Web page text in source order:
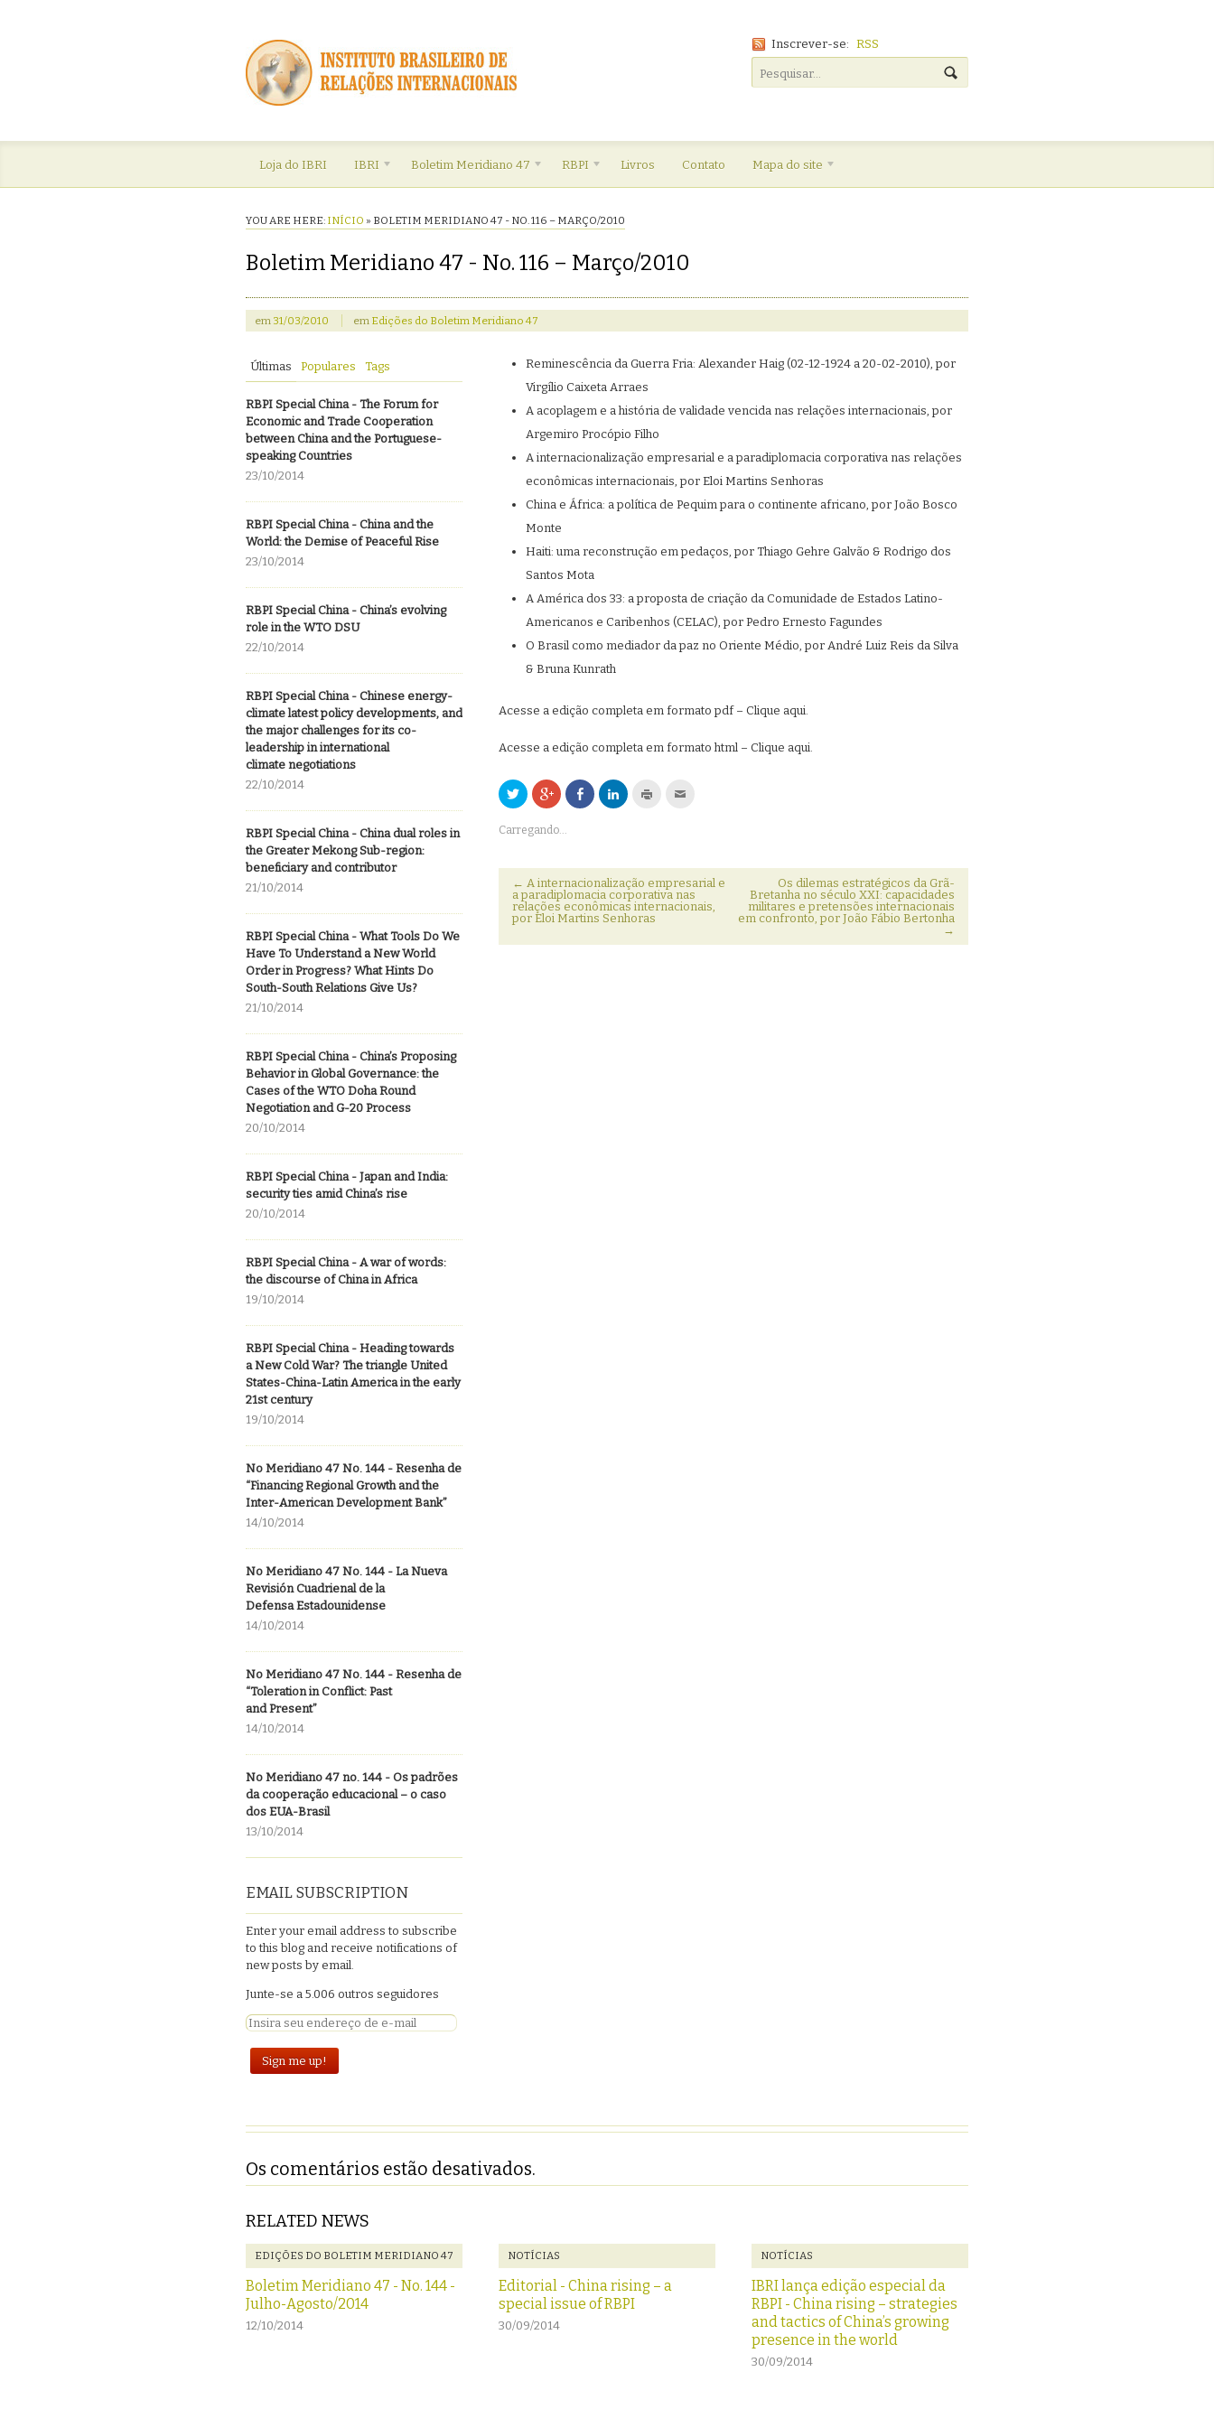
Inscrever-se: RSS
Loja do IBRI IBRI Boletim Meridiano 47 RBPI Livros Contato Mapa do site
YOU ARE HERE: INÍCIO » BOLETIM MERIDIANO 47 - NO. 116 – MARÇO/2010
Boletim Meridiano 47 - No. 116 – Março/2010
em 31/03/2010 em Edições do Boletim Meridiano 47
Reminescência da Guerra Fria: Alexander Haig (02-12-1924 a 20-02-2010), por
Virgílio Caixeta Arraes
A acoplagem e a história de validade vencida nas relações internacionais, por
Argemiro Procópio Filho
A internacionalização empresarial e a paradiplomacia corporativa nas relações
econômicas internacionais, por Eloi Martins Senhoras
China e África: a política de Pequim para o continente africano, por João Bosco
Monte
Haiti: uma reconstrução em pedaços, por Thiago Gehre Galvão & Rodrigo dos
Santos Mota
A América dos 33: a proposta de criação da Comunidade de Estados Latino-
Americanos e Caribenhos (CELAC), por Pedro Ernesto Fagundes
O Brasil como mediador da paz no Oriente Médio, por André Luiz Reis da Silva
& Bruna Kunrath
Acesse a edição completa em formato pdf – Clique aqui.
Acesse a edição completa em formato html – Clique aqui.
Clique
para
compartilhar
no
Twitter(abre
janela)
Compartilhe
no
Google+
(abre
em
Compartilhar
no
Facebook(abre
Clique
para
janela)
Clique
para
amigo(abre
em
nova
janela)
Carregando...
← A internacionalização empresarial e
a paradiplomacia corporativa nas
relações econômicas internacionais,
por Eloi Martins Senhoras
Os dilemas estratégicos da Grã-
Bretanha no século XXI: capacidades
militares e pretensões internacionais
em confronto, por João Fábio Bertonha
→
Últimas Populares Tags
RBPI Special China - The Forum for
Economic and Trade Cooperation
between China and the Portuguese-
speaking Countries
23/10/2014
RBPI Special China - China and the
World: the Demise of Peaceful Rise
23/10/2014
RBPI Special China - China’s evolving
role in the WTO DSU
22/10/2014
RBPI Special China - Chinese energy-
climate latest policy developments, and
the major challenges for its co-
leadership in international
climate negotiations
22/10/2014
RBPI Special China - China dual roles in
the Greater Mekong Sub-region:
beneficiary and contributor
21/10/2014
RBPI Special China - What Tools Do We
Have To Understand a New World
Order in Progress? What Hints Do
South-South Relations Give Us?
21/10/2014
RBPI Special China - China’s Proposing
Behavior in Global Governance: the
Cases of the WTO Doha Round
Negotiation and G-20 Process
20/10/2014
RBPI Special China - Japan and India:
security ties amid China’s rise
20/10/2014
RBPI Special China - A war of words:
the discourse of China in Africa
19/10/2014
RBPI Special China - Heading towards
a New Cold War? The triangle United
States-China-Latin America in the early
21st century
19/10/2014
No Meridiano 47 No. 144 - Resenha de
“Financing Regional Growth and the
Inter-American Development Bank”
14/10/2014
No Meridiano 47 No. 144 - La Nueva
Revisión Cuadrienal de la
Defensa Estadounidense
14/10/2014
No Meridiano 47 No. 144 - Resenha de
“Toleration in Conflict: Past
and Present”
14/10/2014
No Meridiano 47 no. 144 - Os padrões
da cooperação educacional – o caso
dos EUA-Brasil
13/10/2014
EMAIL SUBSCRIPTION
Enter your email address to subscribe
to this blog and receive notifications of
new posts by email.
Junte-se a 5.006 outros seguidores
Os comentários estão desativados.
RELATED NEWS
EDIÇÕES DO BOLETIM MERIDIANO 47
Boletim Meridiano 47 - No. 144 -
Julho-Agosto/2014
12/10/2014
NOTÍCIAS
Editorial - China rising – a
special issue of RBPI
30/09/2014
NOTÍCIAS
IBRI lança edição especial da
RBPI - China rising – strategies
and tactics of China’s growing
presence in the world
30/09/2014